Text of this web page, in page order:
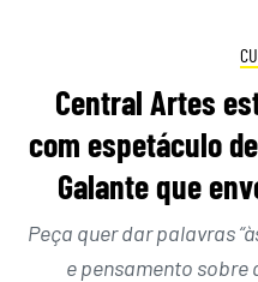
Central Artes
com espetáculo
Galante que
Peça quer dar palavras
e pensamento sobre